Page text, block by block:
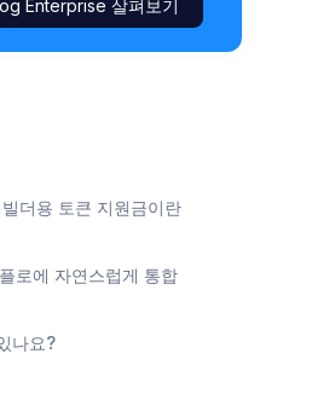
Enterprise 살펴보기
더용 토큰 지원금이란
로에 자연스럽게 통합
나요?